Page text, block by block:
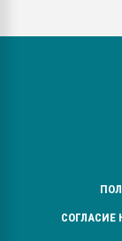
СОГЛАСИЕ